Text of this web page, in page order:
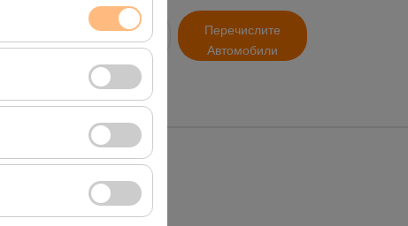
и базовых
посетителей, самые
с вашими
кликабельности).
Перечислите
Автомобили